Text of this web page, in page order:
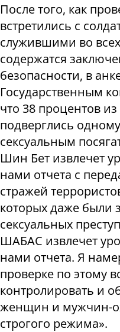
После того, как
встретились с
служившими во
содержатся
безопасности, в
Государственным
что 38 процентов
подверглись
сексуальным
Шин Бет извлечет
нами отчета с
стражей
которых даже были
сексуальных
ШАБАС извлечет
нами отчета. Я
проверке по этому
контролировать и
женщин и мужчин-
строгого режима».